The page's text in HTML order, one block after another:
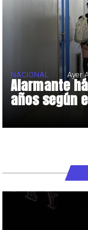
Alarmante
años según
NACIONAL Ayer